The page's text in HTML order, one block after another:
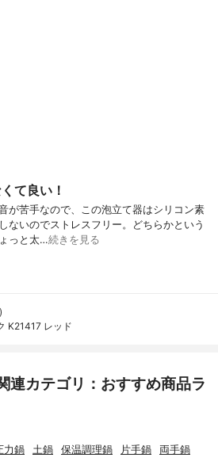
て良い！
が苦手なので、この泡立て器はシリコン素
ないのでストレスフリー。どちらかという
っと太…続きを見る
K21417 レッド
連カテゴリ：おすすめ商品ラ
力鍋 土鍋 保温調理鍋 片手鍋 両手鍋